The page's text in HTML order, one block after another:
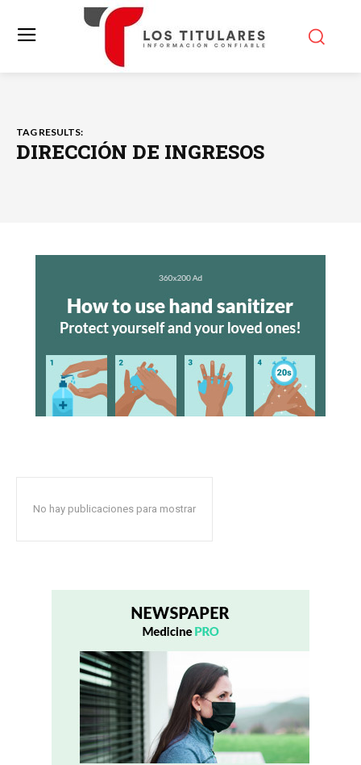
TAG RESULTS:
DIRECCIÓN DE INGRESOS
No hay publicaciones para mostrar